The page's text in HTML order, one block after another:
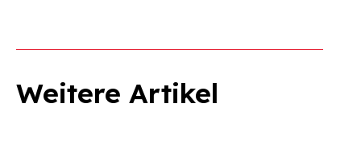
Weitere Artikel